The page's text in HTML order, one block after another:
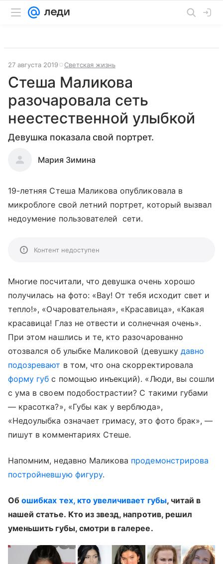
27 августа 2019 Светская жизнь
Стеша Маликова
разочаровала сеть
неестественной улыбкой
Девушка показала свой портрет.
Мария Зимина
19-летняя Стеша Маликова опубликовала в
микроблоге свой летний портрет, который вызвал
недоумение пользователей сети.
Контент недоступен
Многие посчитали, что девушка очень хорошо
получилась на фото: «Вау! От тебя исходит свет и
тепло!», «Очаровательная», «Красавица», «Какая
красавица! Глаз не отвести и солнечная очень».
При этом нашлись и те, кто разочарованно
отозвался об улыбке Маликовой (девушку давно
подозревают в том, что она скорректировала
форму губ с помощью инъекций). «Люди, вы сошли
с ума в своем подобострастии? С такими губами
— красотка?», «Губы как у верблюда»,
«Недоулыбка означает гримасу, это фото брак», —
пишут в комментариях Стеше.
Напомним, недавно Маликова продемонстрирова
постройневшую фигуру.
Обошибках тех, кто увеличивает губы, читай в
нашей статье. Кто из звезд, напротив, решил
уменьшить губы, смотри в галерее.